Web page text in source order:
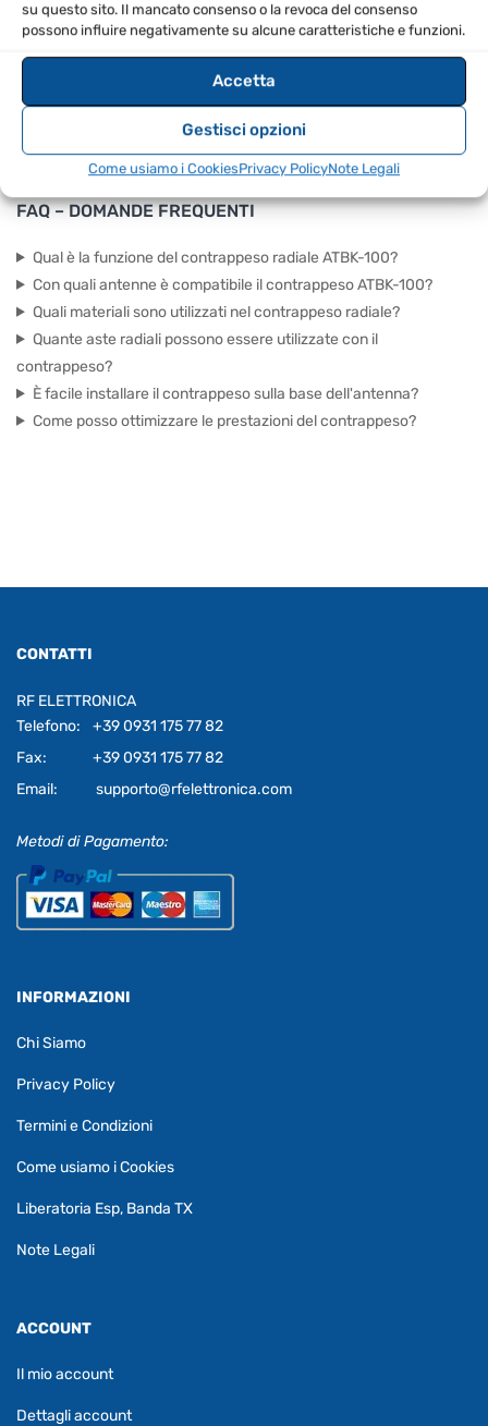
su questo sito. Il mancato consenso o la revoca del consenso
possono influire negativamente su alcune caratteristiche e funzioni.
Accetta
Gestisci opzioni
Come usiamo i CookiesPrivacy PolicyNote Legali
Controlla periodicamente l'integrità dell'anello in
FAQ – DOMANDE FREQUENTI
Qual è la funzione del contrappeso radiale ATBK-100?
Con quali antenne è compatibile il contrappeso ATBK-100?
Quali materiali sono utilizzati nel contrappeso radiale?
Quante aste radiali possono essere utilizzate con il
contrappeso?
È facile installare il contrappeso sulla base dell'antenna?
Come posso ottimizzare le prestazioni del contrappeso?
CONTATTI
RF ELETTRONICA
Telefono:
+39 0931 175 77 82
Fax:
+39 0931 175 77 82
Email:
supporto@rfelettronica.com
Metodi di Pagamento:
INFORMAZIONI
Chi Siamo
Privacy Policy
Termini e Condizioni
Come usiamo i Cookies
Liberatoria Esp, Banda TX
Note Legali
ACCOUNT
Il mio account
Dettagli account